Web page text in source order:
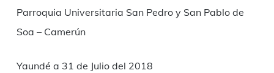
Parroquia Universitaria San Pedro y San Pablo de
Soa – Camerún
Yaundé a 31 de Julio del 2018